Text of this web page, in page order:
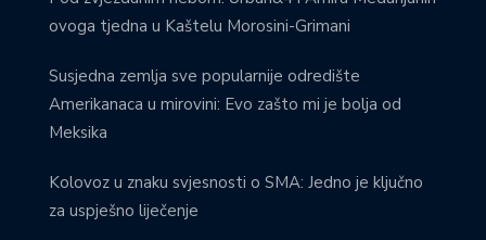
ovoga tjedna u Kaštelu Morosini-Grimani
Susjedna zemlja sve popularnije odredište
Amerikanaca u mirovini: Evo zašto mi je bolja od
Meksika
Kolovoz u znaku svjesnosti o SMA: Jedno je ključno
za uspješno liječenje